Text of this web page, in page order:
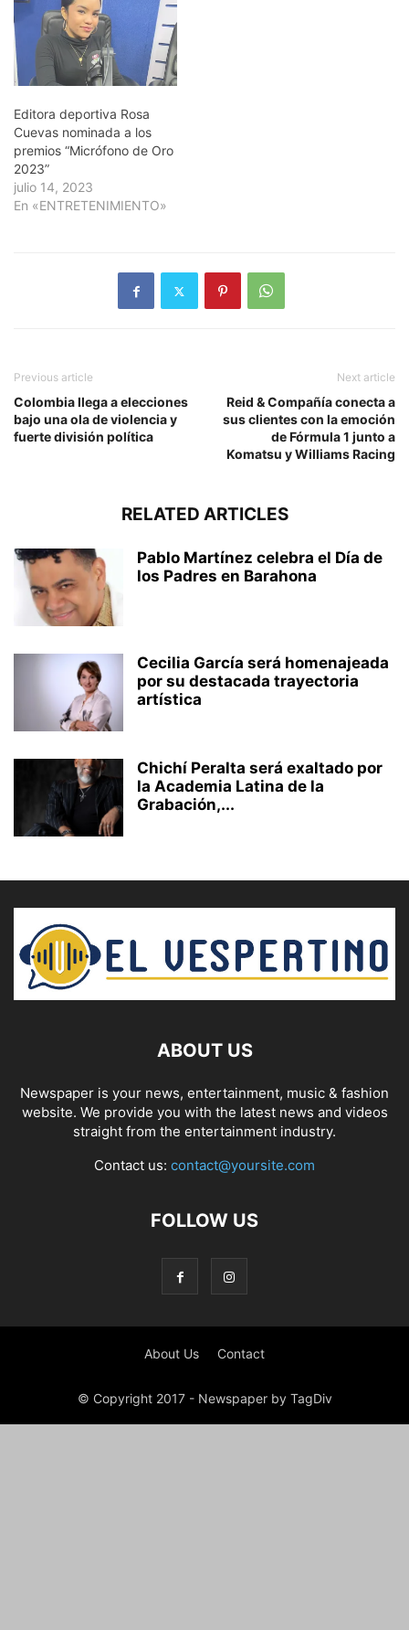
Editora deportiva Rosa
Cuevas nominada a los
premios “Micrófono de Oro
2023”
julio 14, 2023
En «ENTRETENIMIENTO»
Previous article
Colombia llega a elecciones
bajo una ola de violencia y
fuerte división política
Next article
Reid & Compañía conecta a
sus clientes con la emoción
de Fórmula 1 junto a
Komatsu y Williams Racing
RELATED ARTICLES
Pablo Martínez celebra el Día de
los Padres en Barahona
Cecilia García será homenajeada
por su destacada trayectoria
artística
Chichí Peralta será exaltado por
la Academia Latina de la
Grabación,...
ABOUT US
Newspaper is your news, entertainment, music & fashion
website. We provide you with the latest news and videos
straight from the entertainment industry.
Contact us: contact@yoursite.com
FOLLOW US
About Us Contact
© Copyright 2017 - Newspaper by TagDiv